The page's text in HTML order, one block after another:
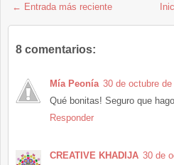
← Entrada más reciente
8 comentarios:
Mía Peonía 30 de octubre
Qué bonitas! Seguro que
Responder
CREATIVE KHADIJA 30 de